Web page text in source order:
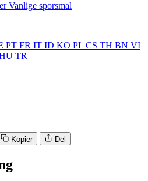
Vanlige sporsmal
PT FR IT ID KO PL CS TH BN VI
TR
Kopier Del